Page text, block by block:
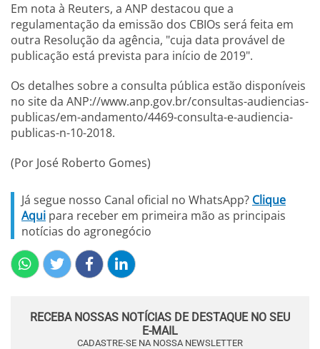
Em nota à Reuters, a ANP destacou que a
regulamentação da emissão dos CBIOs será feita em
outra Resolução da agência, "cuja data provável de
publicação está prevista para início de 2019".
Os detalhes sobre a consulta pública estão disponíveis
no site da ANP://www.anp.gov.br/consultas-audiencias-
publicas/em-andamento/4469-consulta-e-audiencia-
publicas-n-10-2018.
(Por José Roberto Gomes)
Já segue nosso Canal oficial no WhatsApp? Clique
Aqui para receber em primeira mão as principais
notícias do agronegócio
RECEBA NOSSAS NOTÍCIAS DE DESTAQUE NO SEU
E-MAIL
CADASTRE-SE NA NOSSA NEWSLETTER